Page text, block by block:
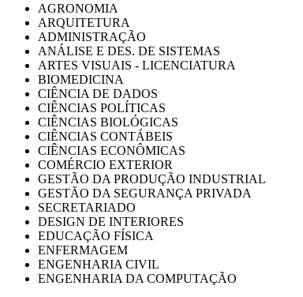
AGRONOMIA
ARQUITETURA
ADMINISTRAÇÃO
ANÁLISE E DES. DE SISTEMAS
ARTES VISUAIS - LICENCIATURA
BIOMEDICINA
CIÊNCIA DE DADOS
CIÊNCIAS POLÍTICAS
CIÊNCIAS BIOLÓGICAS
CIÊNCIAS CONTÁBEIS
CIÊNCIAS ECONÔMICAS
COMÉRCIO EXTERIOR
GESTÃO DA PRODUÇÃO INDUSTRIAL
GESTÃO DA SEGURANÇA PRIVADA
SECRETARIADO
DESIGN DE INTERIORES
EDUCAÇÃO FÍSICA
ENFERMAGEM
ENGENHARIA CIVIL
ENGENHARIA DA COMPUTAÇÃO